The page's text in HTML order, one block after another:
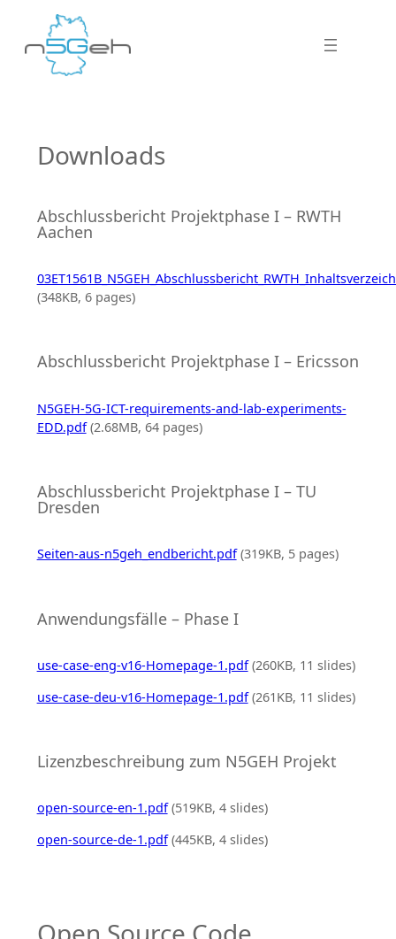
Downloads
Abschlussbericht Projektphase I – RWTH
Aachen
(348KB, 6 pages)
Abschlussbericht Projektphase I – Ericsson
N5GEH-5G-ICT-requirements-and-lab-experiments-
EDD.pdf(2.68MB, 64 pages)
Abschlussbericht Projektphase I – TU
Dresden
Seiten-aus-n5geh_endbericht.pdf(319KB, 5 pages)
Anwendungsfälle – Phase I
use-case-eng-v16-Homepage-1.pdf(260KB, 11 slides)
use-case-deu-v16-Homepage-1.pdf(261KB, 11 slides)
Lizenzbeschreibung zum N5GEH Projekt
open-source-en-1.pdf(519KB, 4 slides)
open-source-de-1.pdf(445KB, 4 slides)